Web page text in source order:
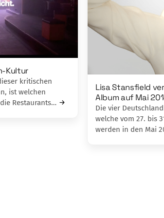
Kultur
kritischen
ist welchen
Restaurants…
Lisa Stansfield
Album auf Mai
Die vier
welche vom 27. bis
werden in den Mai